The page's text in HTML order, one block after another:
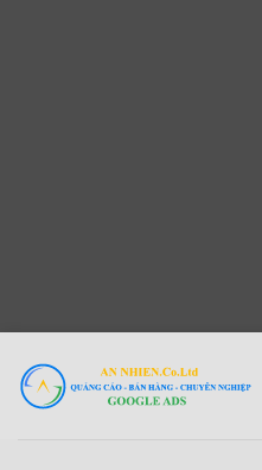
qua